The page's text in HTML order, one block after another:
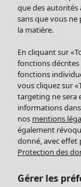
Chaussures
Vêtements de
Basics
Soldes Mobilier
Bonnes affaires
Décoration
Textiles
Tapis
Éponge
que des autorités
sans que vous
la matière.
En cliquant sur
fonctions
fonctions
vous cliquez sur
targeting ne sera
informations
nos mentions
également
donné, avec effet
Protection des
Gérer les